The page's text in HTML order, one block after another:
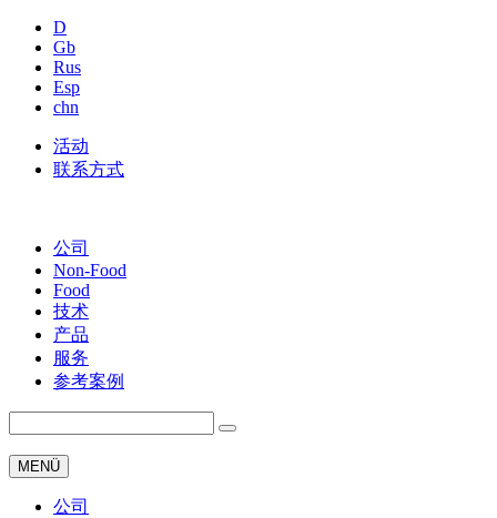
D
Gb
Rus
Esp
chn
活动
联系方式
公司
Non-Food
Food
技术
产品
服务
参考案例
MENÜ
公司